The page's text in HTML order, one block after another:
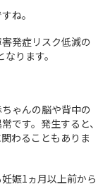
ね。
発症リスク低減の
ります。
ゃんの脳や背中の
です。発生すると、
わることもありま
娠1ヵ月以上前から